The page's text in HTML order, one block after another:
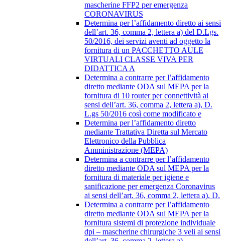
mascherine FFP2 per emergenza
CORONAVIRUS
Determina per l’affidamento diretto ai sensi
dell’art. 36, comma 2, lettera a) del D.Lgs.
50/2016, dei servizi aventi ad oggetto la
fornitura di un PACCHETTO AULE
VIRTUALI CLASSE VIVA PER
DIDATTICA A
Determina a contrarre per l’affidamento
diretto mediante ODA sul MEPA per la
fornitura di 10 router per connettività ai
sensi dell’art. 36, comma 2, lettera a), D.
L.gs 50/2016 così come modificato e
Determina per l’affidamento diretto
mediante Trattativa Diretta sul Mercato
Elettronico della Pubblica
Amministrazione (MEPA)
Determina a contrarre per l’affidamento
diretto mediante ODA sul MEPA per la
fornitura di materiale per igiene e
sanificazione per emergenza Coronavirus
ai sensi dell’art. 36, comma 2, lettera a), D.
Determina a contrarre per l’affidamento
diretto mediante ODA sul MEPA per la
fornitura sistemi di protezione individuale
dpi – mascherine chirurgiche 3 veli ai sensi